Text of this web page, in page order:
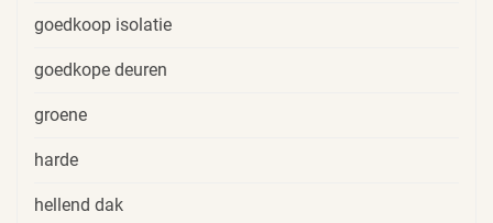
goedkoop isolatie
goedkope deuren
groene
harde
hellend dak